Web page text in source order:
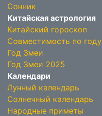
Сонник
Китайская астрология
Китайский гороскоп
Совместимость по году
Год Змеи
Год Змеи 2025
Календари
Лунный календарь
Солнечный календарь
Народные приметы